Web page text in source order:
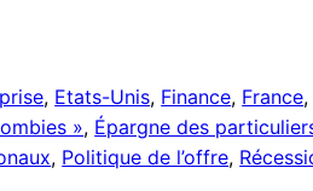
, Etats-Unis, Finance, France,
», Épargne des
, Politique de l’offre,